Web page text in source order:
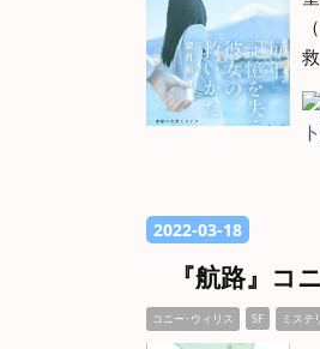
2022-03-18
『航路』
コニー･ウィリス SF ミステ